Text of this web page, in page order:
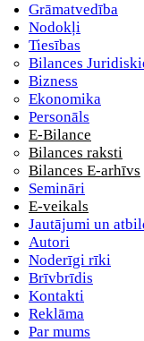
Grāmatvedība
Nodokļi
Tiesības
Bilances
Bizness
Ekonomika
Personāls
E-Bilance
Bilances raksti
Bilances E-arhīvs
Semināri
E-veikals
Jautājumi un
Autori
Noderīgi rīki
Brīvbrīdis
Kontakti
Reklāma
Par mums